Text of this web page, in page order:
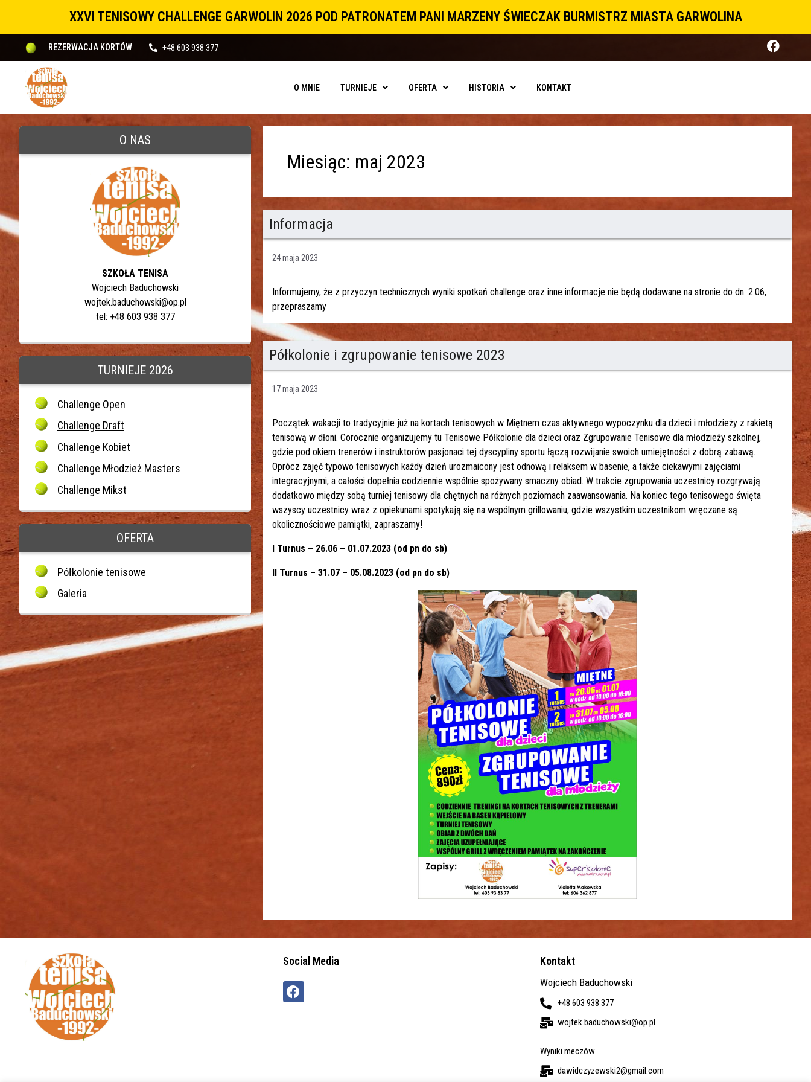
XXVI TENISOWY CHALLENGE GARWOLIN 2026 POD PATRONATEM PANI MARZENY ŚWIECZAK BURMISTRZ MIASTA GARWOLINA
REZERWACJA KORTÓW +48 603 938 377
O MNIE TURNIEJE OFERTA HISTORIA KONTAKT
Miesiąc: maj 2023
Informacja
24 maja 2023
Informujemy, że z przyczyn technicznych wyniki spotkań challenge oraz inne informacje nie będą dodawane na stronie do dn. 2.06,
przepraszamy
Półkolonie i zgrupowanie tenisowe 2023
17 maja 2023
Początek wakacji to tradycyjnie już na kortach tenisowych w Miętnem czas aktywnego wypoczynku dla dzieci i młodzieży z rakietą
tenisową w dłoni. Corocznie organizujemy tu Tenisowe Półkolonie dla dzieci oraz Zgrupowanie Tenisowe dla młodzieży szkolnej,
gdzie pod okiem trenerów i instruktorów pasjonaci tej dyscypliny sportu łączą rozwijanie swoich umiejętności z dobrą zabawą.
Oprócz zajęć typowo tenisowych każdy dzień urozmaicony jest odnową i relaksem w basenie, a także ciekawymi zajęciami
integracyjnymi, a całości dopełnia codziennie wspólnie spożywany smaczny obiad. W trakcie zgrupowania uczestnicy rozgrywają
dodatkowo między sobą turniej tenisowy dla chętnych na różnych poziomach zaawansowania. Na koniec tego tenisowego święta
wszyscy uczestnicy wraz z opiekunami spotykają się na wspólnym grillowaniu, gdzie wszystkim uczestnikom wręczane są
okolicznościowe pamiątki, zapraszamy!
I Turnus – 26.06 – 01.07.2023 (od pn do sb)
II Turnus – 31.07 – 05.08.2023 (od pn do sb)
O NAS
SZKOŁA TENISA
Wojciech Baduchowski
wojtek.baduchowski@op.pl
tel: +48 603 938 377
TURNIEJE 2026
Challenge Open
Challenge Draft
Challenge Kobiet
Challenge Młodzież Masters
Challenge Mikst
OFERTA
Półkolonie tenisowe
Galeria
Social Media Kontakt
Wojciech Baduchowski
+48 603 938 377
wojtek.baduchowski@op.pl
Wyniki meczów
dawidczyzewski2@gmail.com